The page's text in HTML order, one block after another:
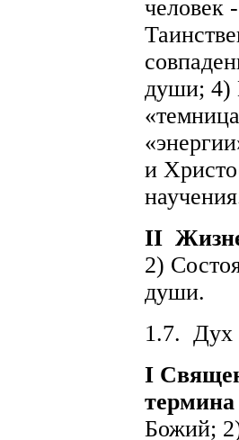
человек
души; 4)
и
II
2)
души.
1.7. Дух
I
термина
Божий;